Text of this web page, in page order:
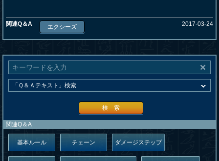
関連Q＆A エクシーズ 2017-03-24
検 索
関連Q＆A
基本ルール チェーン ダメージステップ